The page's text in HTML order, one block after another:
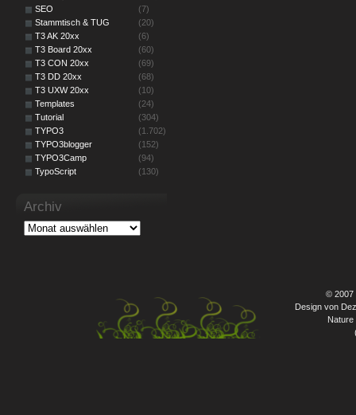
SEO
(7)
Stammtisch & TUG
(20)
T3 AK 20xx
(6)
T3 Board 20xx
(60)
T3 CON 20xx
(69)
T3 DD 20xx
(68)
T3 UXW 20xx
(10)
Templates
(24)
Tutorial
(304)
TYPO3
(1.702)
TYPO3blogger
(152)
TYPO3Camp
(94)
TypoScript
(130)
Archiv
© 2007
Design von
Nature